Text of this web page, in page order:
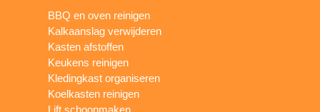
BBQ en oven reinigen
Kalkaanslag verwijderen
Kasten afstoffen
Keukens reinigen
Kledingkast organiseren
Koelkasten reinigen
Lift schoonmaken